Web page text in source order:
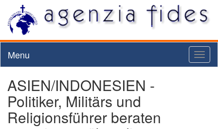
Menu
ASIEN/INDONESIEN -
Politiker, Militärs und
Religionsführer beraten